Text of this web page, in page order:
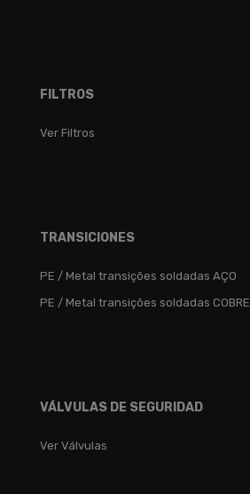
FILTROS
Ver Filtros
TRANSICIONES
PE / Metal transições soldadas AÇO
PE / Metal transições soldadas COBRE
VÁLVULAS DE SEGURIDAD
Ver Válvulas